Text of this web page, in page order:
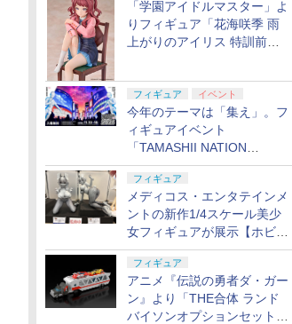
「学園アイドルマスター」よ
りフィギュア「花海咲季 雨
上がりのアイリス 特訓前
フィギュア イベント
今年のテーマは「集え」。フ
ィギュアイベント
「TAMASHII NATION
2026」が11月13日より開催
決定
フィギュア
メディコス・エンタテインメ
ントの新作1/4スケール美少
女フィギュアが展示【ホビー
メーカー合同展示会】
フィギュア
アニメ『伝説の勇者ダ・ガー
ン』より「THE合体 ランド
バイソンオプションセット」